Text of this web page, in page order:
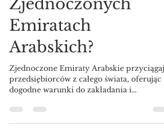
Domenico Squillacioti
26 sty 2025
3 minut(y) czytania
Jak założyć spółkę w
Zjednoczonych